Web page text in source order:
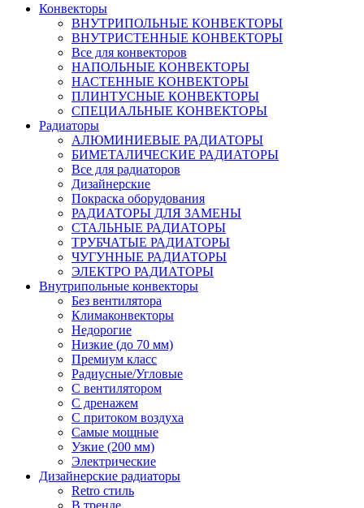
Конвекторы
ВНУТРИПОЛЬНЫЕ КОНВЕКТОРЫ
ВНУТРИСТЕННЫЕ КОНВЕКТОРЫ
Все для конвекторов
НАПОЛЬНЫЕ КОНВЕКТОРЫ
НАСТЕННЫЕ КОНВЕКТОРЫ
ПЛИНТУСНЫЕ КОНВЕКТОРЫ
СПЕЦИАЛЬНЫЕ КОНВЕКТОРЫ
Радиаторы
АЛЮМИНИЕВЫЕ РАДИАТОРЫ
БИМЕТАЛИЧЕСКИЕ РАДИАТОРЫ
Все для радиаторов
Дизайнерские
Покраска оборудования
РАДИАТОРЫ ДЛЯ ЗАМЕНЫ
СТАЛЬНЫЕ РАДИАТОРЫ
ТРУБЧАТЫЕ РАДИАТОРЫ
ЧУГУННЫЕ РАДИАТОРЫ
ЭЛЕКТРО РАДИАТОРЫ
Внутрипольные конвекторы
Без вентилятора
Климаконвекторы
Недорогие
Низкие (до 70 мм)
Премиум класс
Радиусные/Угловые
С вентилятором
С дренажем
С притоком воздуха
Самые мощные
Узкие (200 мм)
Электрические
Дизайнерские радиаторы
Retro стиль
В тренде